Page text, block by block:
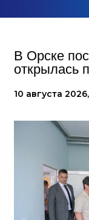
В Орске
открылась
10 августа 2026,